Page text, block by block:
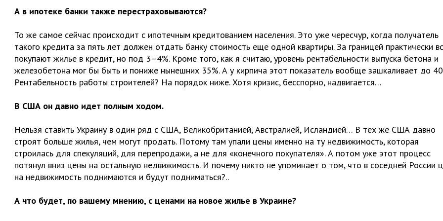
А в ипотеке банки также перестраховываются?
То же самое сейчас происходит с ипотечным кредитованием населения. Это уже чересчур, когда получатель
такого кредита за пять лет должен отдать банку стоимость еще одной квартиры. За границей практически
покупают жилье в кредит, но под 3–4%. Кроме того, как я считаю, уровень рентабельности выпуска бетона и
железобетона мог бы быть и пониже нынешних 35%. А у кирпича этот показатель вообще зашкаливает до
Рентабельность работы строителей? На порядок ниже. Хотя кризис, бесспорно, надвигается…
В США он давно идет полным ходом.
Нельзя ставить Украину в один ряд с США, Великобританией, Австралией, Исландией… В тех же США давно
строят больше жилья, чем могут продать. Потому там упали цены именно на ту недвижимость, которая
строилась для спекуляций, для перепродажи, а не для «конечного покупателя». А потом уже этот процесс
потянул вниз цены на остальную недвижимость. И почему никто не упоминает о том, что в соседней России
на недвижимость поднимаются и будут подниматься?..
А что будет, по вашему мнению, с ценами на новое жилье в Украине?